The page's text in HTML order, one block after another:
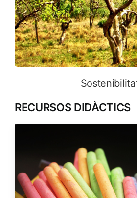
RECURSOS DIDÀCTICS